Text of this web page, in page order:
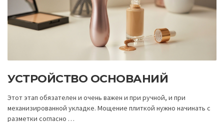
УСТРОЙСТВО ОСНОВАНИЙ
Этот этап обязателен и очень важен и при ручной, и при
механизированной укладке. Мощение плиткой нужно начинать с
разметки согласно …